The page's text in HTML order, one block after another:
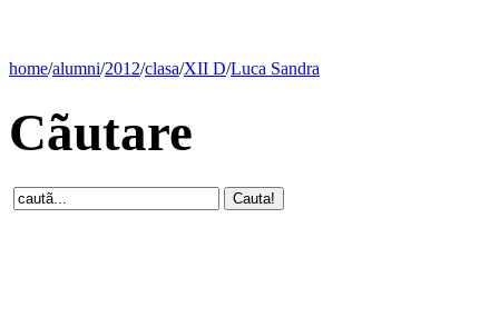
home/alumni/2012/clasa/XII D/Luca Sandra
Cãutare